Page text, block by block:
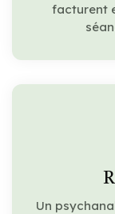
facturent
Un